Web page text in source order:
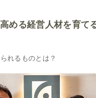
める経営人材を育て
れるものとは？